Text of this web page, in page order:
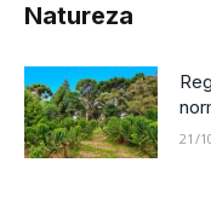
Natureza
21/